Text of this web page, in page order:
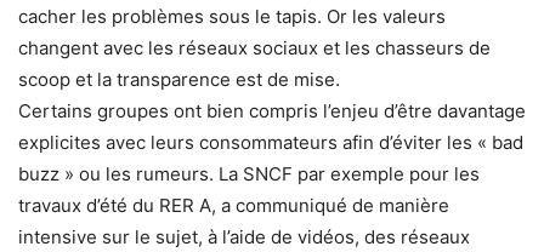
cacher les problèmes sous le tapis. Or les valeurs
changent avec les réseaux sociaux et les chasseurs de
scoop et la transparence est de mise.
Certains groupes ont bien compris l’enjeu d’être davantage
explicites avec leurs consommateurs afin d’éviter les « bad
buzz » ou les rumeurs. La SNCF par exemple pour les
travaux d’été du RER A, a communiqué de manière
intensive sur le sujet, à l’aide de vidéos, des réseaux